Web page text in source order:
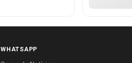
WHATSAPP